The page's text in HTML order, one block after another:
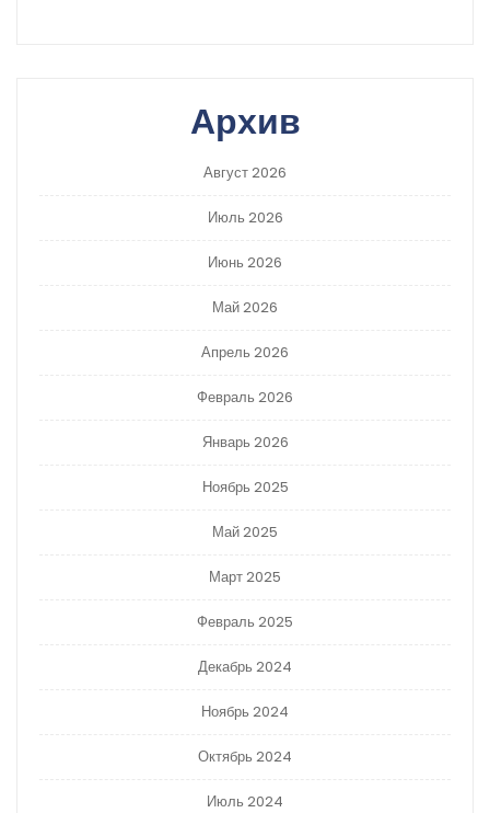
Архив
Август 2026
Июль 2026
Июнь 2026
Май 2026
Апрель 2026
Февраль 2026
Январь 2026
Ноябрь 2025
Май 2025
Март 2025
Февраль 2025
Декабрь 2024
Ноябрь 2024
Октябрь 2024
Июль 2024